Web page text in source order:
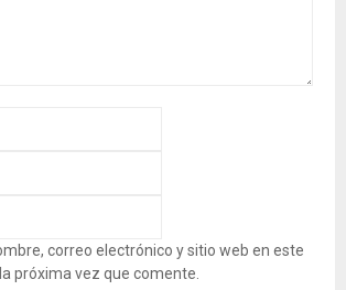
correo electrónico y sitio web en este
próxima vez que comente.